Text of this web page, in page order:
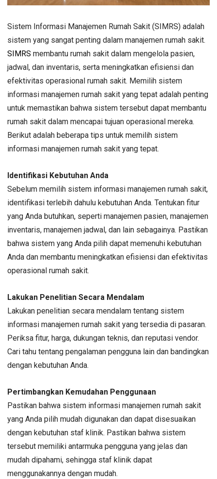
Sistem Informasi Manajemen Rumah Sakit (SIMRS) adalah
sistem yang sangat penting dalam manajemen rumah sakit.
SIMRS membantu rumah sakit dalam mengelola pasien,
jadwal, dan inventaris, serta meningkatkan efisiensi dan
efektivitas operasional rumah sakit. Memilih sistem
informasi manajemen rumah sakit yang tepat adalah penting
untuk memastikan bahwa sistem tersebut dapat membantu
rumah sakit dalam mencapai tujuan operasional mereka.
Berikut adalah beberapa tips untuk memilih sistem
informasi manajemen rumah sakit yang tepat.
Identifikasi Kebutuhan Anda
Sebelum memilih sistem informasi manajemen rumah sakit,
identifikasi terlebih dahulu kebutuhan Anda. Tentukan fitur
yang Anda butuhkan, seperti manajemen pasien, manajemen
inventaris, manajemen jadwal, dan lain sebagainya. Pastikan
bahwa sistem yang Anda pilih dapat memenuhi kebutuhan
Anda dan membantu meningkatkan efisiensi dan efektivitas
operasional rumah sakit.
Lakukan Penelitian Secara Mendalam
Lakukan penelitian secara mendalam tentang sistem
informasi manajemen rumah sakit yang tersedia di pasaran.
Periksa fitur, harga, dukungan teknis, dan reputasi vendor.
Cari tahu tentang pengalaman pengguna lain dan bandingkan
dengan kebutuhan Anda.
Pertimbangkan Kemudahan Penggunaan
Pastikan bahwa sistem informasi manajemen rumah sakit
yang Anda pilih mudah digunakan dan dapat disesuaikan
dengan kebutuhan staf klinik. Pastikan bahwa sistem
tersebut memiliki antarmuka pengguna yang jelas dan
mudah dipahami, sehingga staf klinik dapat
menggunakannya dengan mudah.